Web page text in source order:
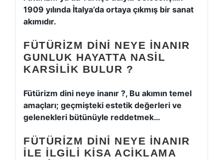
1909 yılında İtalya’da ortaya çıkmış bir sanat
akımıdır.
FÜTÜRIZM DINI NEYE INANIR
GUNLUK HAYATTA NASIL
KARSILIK BULUR ?
Fütürizm dini neye inanır ?, Bu akımın temel
amaçları; geçmişteki estetik değerleri ve
gelenekleri bütünüyle reddetmek…
FÜTÜRIZM DINI NEYE INANIR
ILE ILGILI KISA ACIKLAMA